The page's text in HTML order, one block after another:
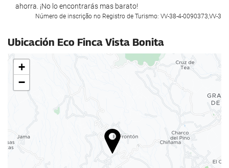
ahorra. ¡No lo encontrarás mas barato!
Número de inscrição no Registro de Turismo: VV-38-4-0090373,VV-3
Ubicación Eco Finca Vista Bonita
+
−